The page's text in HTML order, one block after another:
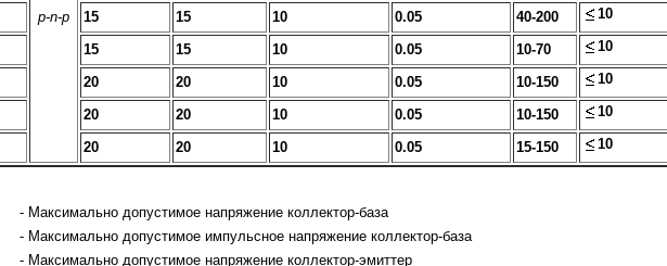
p-n-p 15 15 10 0.05 40-200 10
15 15 10 0.05 10-70 10
20 20 10 0.05 10-150 10
20 20 10 0.05 10-150 10
20 20 10 0.05 15-150 10
- Максимально допустимое напряжение коллектор-база
- Максимально допустимое импульсное напряжение коллектор-база
- Максимально допустимое напряжение коллектор-эмиттер